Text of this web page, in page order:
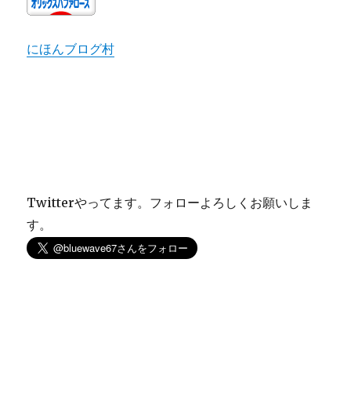
にほんブログ村
Twitterやってます。フォローよろしくお願いしま
す。